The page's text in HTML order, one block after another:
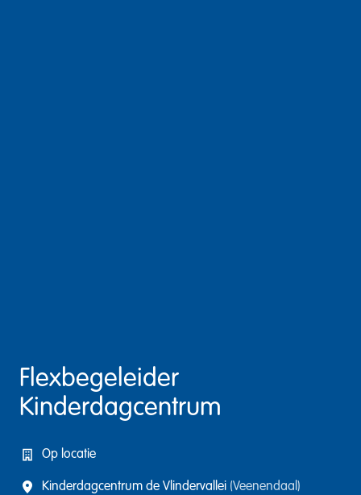
Flexbegeleider
Kinderdagcentrum
Op locatie
Kinderdagcentrum de Vlindervallei (Veenendaal)